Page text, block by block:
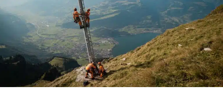
eksisterende
skredsikring